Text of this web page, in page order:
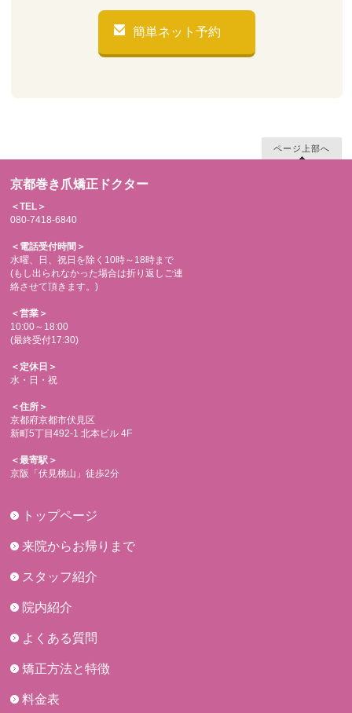
簡単ネット予約
ページ上部へ
京都巻き爪矯正ドクター
＜TEL＞
080-7418-6840
＜電話受付時間＞
水曜、日、祝日を除く10時～18時まで
(もし出られなかった場合は折り返しご連
絡させて頂きます。)
＜営業＞
10:00～18:00
(最終受付17:30)
＜定休日＞
水・日・祝
＜住所＞
京都府京都市伏見区
新町5丁目492-1 北本ビル 4F
＜最寄駅＞
京阪「伏見桃山」徒歩2分
トップページ
来院からお帰りまで
スタッフ紹介
院内紹介
よくある質問
矯正方法と特徴
料金表